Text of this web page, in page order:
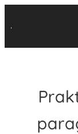
.